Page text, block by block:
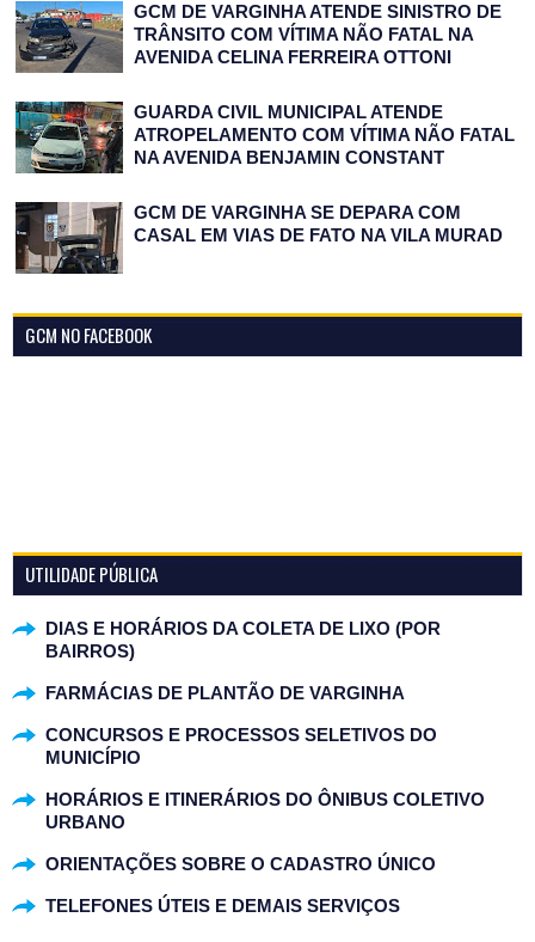
GCM DE VARGINHA ATENDE SINISTRO DE
TRÂNSITO COM VÍTIMA NÃO FATAL NA
AVENIDA CELINA FERREIRA OTTONI
GUARDA CIVIL MUNICIPAL ATENDE
ATROPELAMENTO COM VÍTIMA NÃO FATAL
NA AVENIDA BENJAMIN CONSTANT
GCM DE VARGINHA SE DEPARA COM
CASAL EM VIAS DE FATO NA VILA MURAD
GCM NO FACEBOOK
UTILIDADE PÚBLICA
DIAS E HORÁRIOS DA COLETA DE LIXO (POR
BAIRROS)
FARMÁCIAS DE PLANTÃO DE VARGINHA
CONCURSOS E PROCESSOS SELETIVOS DO
MUNICÍPIO
HORÁRIOS E ITINERÁRIOS DO ÔNIBUS COLETIVO
URBANO
ORIENTAÇÕES SOBRE O CADASTRO ÚNICO
TELEFONES ÚTEIS E DEMAIS SERVIÇOS